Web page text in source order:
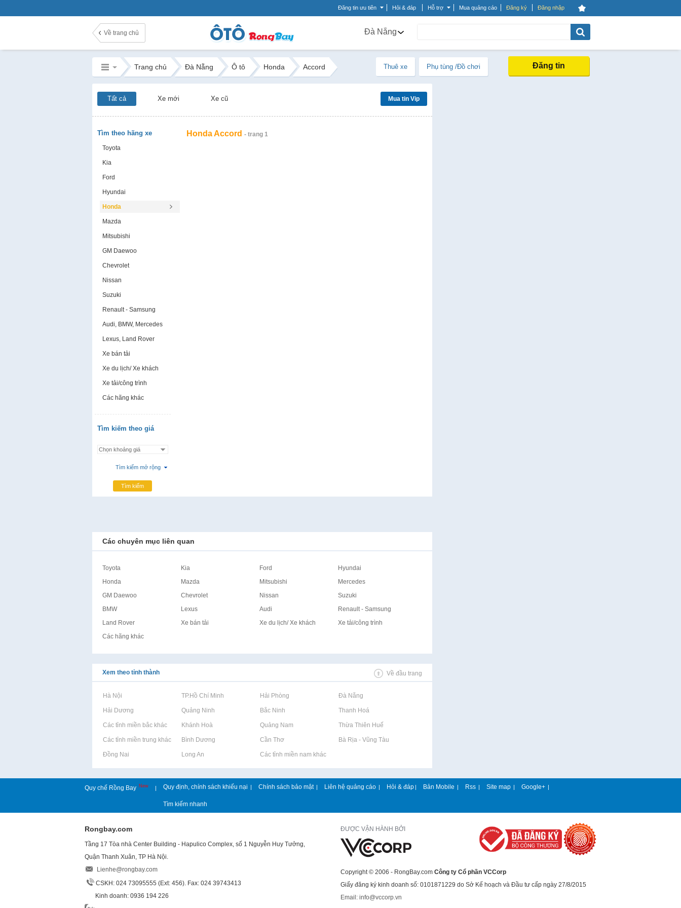
Đăng tin ưu tiên Hỏi & đáp Hỗ trợ Mua quảng cáo Đăng ký Đăng nhập
Về trang chủ Đà Nẵng
Trang chủ Đà Nẵng Ô tô Honda Accord Thuê xe Phụ tùng /Đồ chơi Đăng tin
Tất cả Xe mới Xe cũ Mua tin Vip
Tìm theo hãng xe
Toyota
Kia
Ford
Hyundai
Honda
Mazda
Mitsubishi
GM Daewoo
Chevrolet
Nissan
Suzuki
Renault - Samsung
Audi, BMW, Mercedes
Lexus, Land Rover
Xe bán tải
Xe du lịch/ Xe khách
Xe tải/công trình
Các hãng khác
Tìm kiếm theo giá
Tìm kiếm mở rộng
Tìm kiếm
Honda Accord - trang 1
Các chuyên mục liên quan
Toyota Kia Ford
Hyundai
Honda
Mazda Mitsubishi
Mercedes
GM Daewoo
Chevrolet Nissan
Suzuki
BMW
Lexus Audi
Renault - Samsung
Land Rover
Xe bán tải Xe du lịch/ Xe khách
Xe tải/công trình
Các hãng khác
Xem theo tỉnh thành Về đầu trang
Rao vặt tại Hà Nội Rao vặt tại TP.Hồ Chí Minh Rao vặt tại Hải Phòng Rao vặt tại Đà Nẵng
Rao vặt tại Hải Dương Rao vặt tại Quảng Ninh Rao vặt tại Bắc Ninh Rao vặt tại Thanh Hoá
Rao vặt tại Các tỉnh miền bắc khácRao vặt tại Khánh Hoà Rao vặt tại Quảng Nam Rao vặt tại Thừa Thiên Huế
Rao vặt tại Các tỉnh miền trung khácRao vặt tại Bình Dương Rao vặt tại Cần Thơ Rao vặt tại Bà Rịa - Vũng Tàu
Rao vặt tại Đồng Nai Rao vặt tại Long An Rao vặt tại Các tỉnh miền nam khác
Quy chế Rồng Bay New | Quy định, chính sách khiếu nại | Chính sách bảo mật | Liên hệ quảng cáo | Hỏi & đáp | Bản Mobile | Rss | Site map | Google+ |
Tìm kiếm nhanh
Rongbay.com
Tầng 17 Tòa nhà Center Building - Hapulico Complex, số 1 Nguyễn Huy Tưởng,
Quận Thanh Xuân, TP Hà Nội.
Lienhe@rongbay.com
CSKH: 024 73095555 (Ext: 456). Fax: 024 39743413
Kinh doanh: 0936 194 226
ĐƯỢC VẬN HÀNH BỞI
Copyright © 2006 - RongBay.com Công ty Cổ phần VCCorp
Giấy đăng ký kinh doanh số: 0101871229 do Sở Kế hoạch và Đầu tư cấp ngày 27/8/2015
Email: info@vccorp.vn